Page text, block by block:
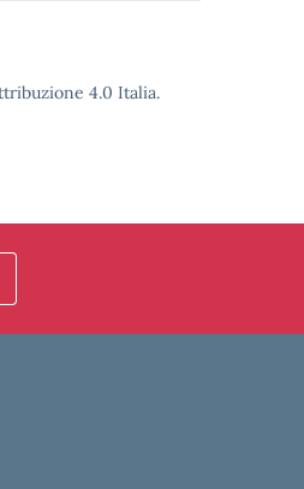
4.0 Italia.